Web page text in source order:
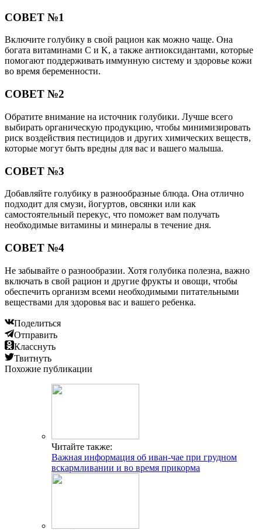
СОВЕТ №1
Включите голубику в свой рацион как можно чаще. Она
богата витаминами C и K, а также антиоксидантами, которые
помогают поддерживать иммунную систему и здоровье кожи
во время беременности.
СОВЕТ №2
Обратите внимание на источник голубики. Лучше всего
выбирать органическую продукцию, чтобы минимизировать
риск воздействия пестицидов и других химических веществ,
которые могут быть вредны для вас и вашего малыша.
СОВЕТ №3
Добавляйте голубику в разнообразные блюда. Она отлично
подходит для смузи, йогуртов, овсянки или как
самостоятельный перекус, что поможет вам получать
необходимые витамины и минералы в течение дня.
СОВЕТ №4
Не забывайте о разнообразии. Хотя голубика полезна, важно
включать в свой рацион и другие фрукты и овощи, чтобы
обеспечить организм всеми необходимыми питательными
веществами для здоровья вас и вашего ребенка.
Поделиться
Отправить
Класснуть
Твитнуть
Похожие публикации
Читайте также:
Важная информация об иван-чае при грудном
вскармливании и во время прикорма